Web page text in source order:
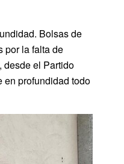
Bolsas de
por la falta de
desde el Partido
en profundidad todo